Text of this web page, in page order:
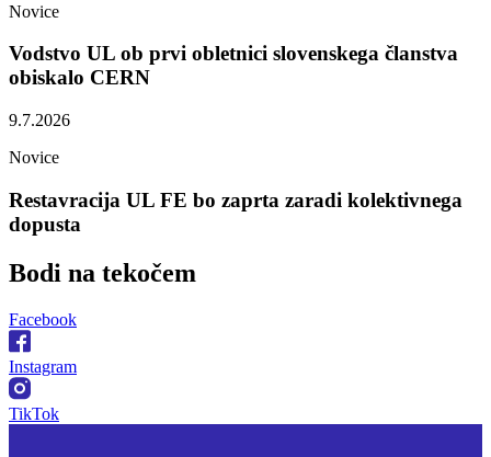
Novice
Vodstvo UL ob prvi obletnici slovenskega članstva
obiskalo CERN
9.7.2026
Novice
Restavracija UL FE bo zaprta zaradi kolektivnega
dopusta
Bodi na tekočem
Facebook
Instagram
TikTok